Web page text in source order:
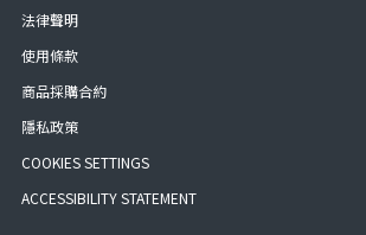
法律聲明
使用條款
商品採購合約
隱私政策
COOKIES SETTINGS
ACCESSIBILITY STATEMENT